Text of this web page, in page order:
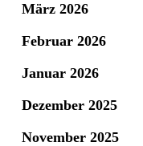
März 2026
Februar 2026
Januar 2026
Dezember 2025
November 2025